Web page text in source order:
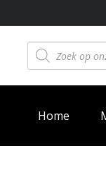
Producten
zoeken
Home